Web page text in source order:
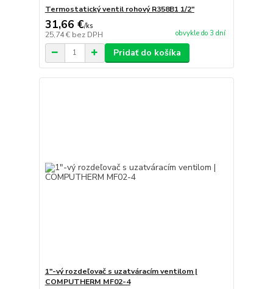
Termostatický ventil rohový R358B1 1/2"
31,66 €/ks
25,74 € bez DPH obvykle do 3 dní
Pridať do košíka
1"-vý rozdeľovač s uzatváracím ventilom |
COMPUTHERM MF02-4